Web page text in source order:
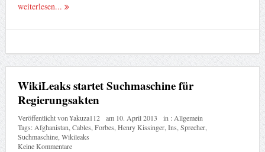
weiterlesen...
WikiLeaks startet Suchmaschine für
Regierungsakten
Veröffentlicht von¥akuza112 am 10. April 2013 in : Allgemein
Tags: Afghanistan Cables Forbes Henry Kissinger, Ins Sprecher,
Suchmaschine, Wikileaks
Keine Kommentare